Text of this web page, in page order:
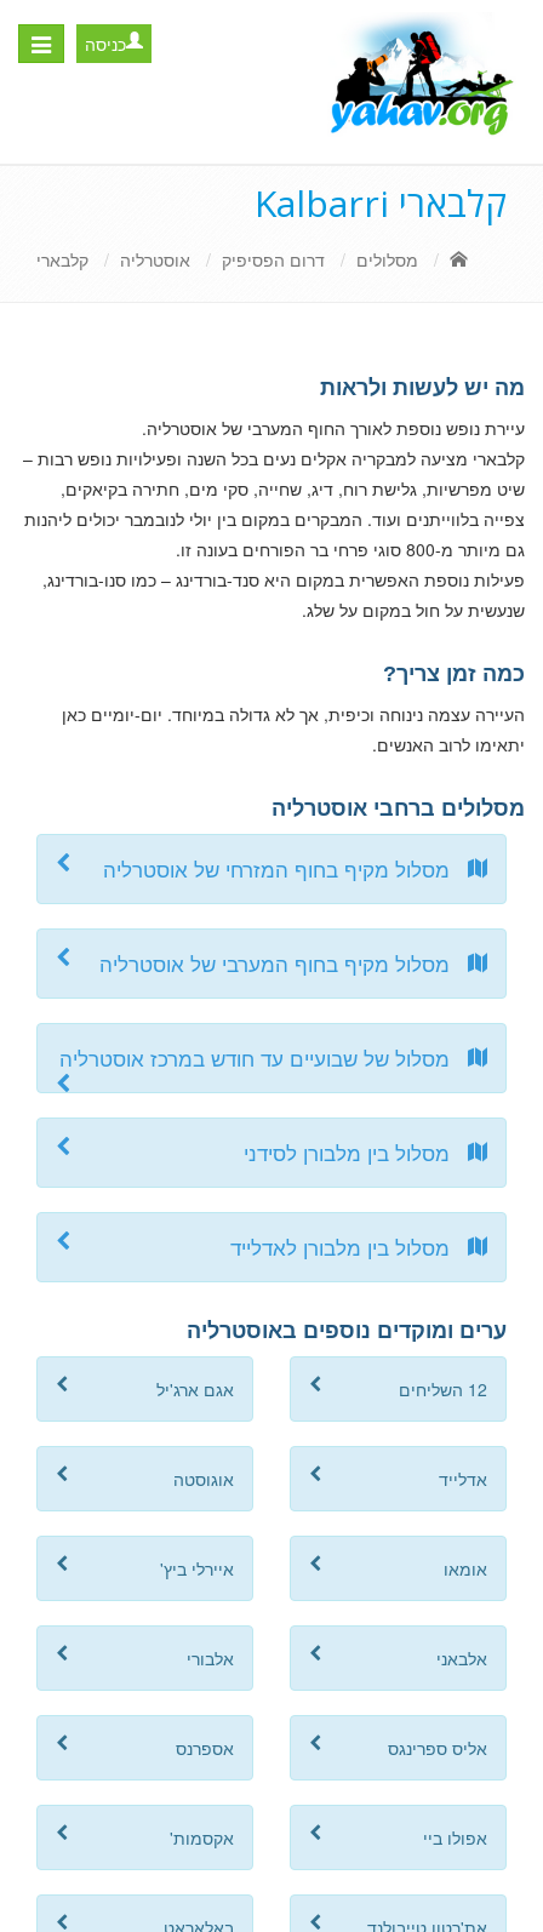
Toggle
כניסה
קלבארי Kalbarri
מסלולים דרום הפסיפיק אוסטרליה קלבארי
מה יש לעשות ולראות
עיירת נופש נוספת לאורך החוף המערבי של אוסטרליה.
קלבארי מציעה למבקריה אקלים נעים בכל השנה ופעילויות נופש רבות –
שיט מפרשיות, גלישת רוח, דיג, שחייה, סקי מים, חתירה בקיאקים,
צפייה בלווייתנים ועוד. המבקרים במקום בין יולי לנובמבר יכולים ליהנות
גם מיותר מ-800 סוגי פרחי בר הפורחים בעונה זו.
פעילות נוספת האפשרית במקום היא סנד-בורדינג – כמו סנו-בורדינג,
שנעשית על חול במקום על שלג.
כמה זמן צריך?
העיירה עצמה נינוחה וכיפית, אך לא גדולה במיוחד. יום-יומיים כאן
יתאימו לרוב האנשים.
מסלולים ברחבי אוסטרליה
מסלול מקיף בחוף המזרחי של אוסטרליה
מסלול מקיף בחוף המערבי של אוסטרליה
מסלול של שבועיים עד חודש במרכז אוסטרליה
מסלול בין מלבורן לסידני
מסלול בין מלבורן לאדלייד
ערים ומוקדים נוספים באוסטרליה
12 השליחים אגם ארג'יל
אדלייד אוגוסטה
אומאו איירלי ביץ'
אלבאני אלבורי
אליס ספרינגס אספרנס
אפולו ביי אקסמות'
את'רטון טייבולנד באלאראט